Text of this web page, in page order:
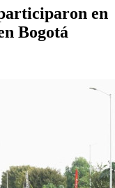
en
Bogotá